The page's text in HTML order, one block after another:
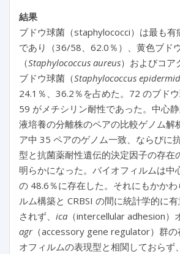
結果
ブドウ球菌（staphylococci）は最も有
であり（36/58、62.0％）、黄色ブド
（Staphylococcus aureus）およびコア
ブドウ球菌（Staphylococcus
24.1％、36.2％を占めた。72 のブド
59 がメチシリン耐性であった。中心
液培養の分離株のペアの比較ゲノム解
ア中 35 ペアのゲノム一致、ならびに
型と抗菌薬耐性遺伝的決定因子の存在
明らかになった。バイオフィルムは中
の 48.6％に存在した。それにもかかわ
ルム構築と CRBSI の間に統計学的に
されず、 ica （intercellular adhesion）
agr（accessory gene regulator）群の
オフィルムの表現型と相関しておらず